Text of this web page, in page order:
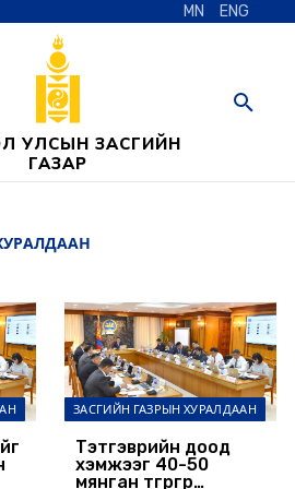
MN ENG
УЛСЫН ЗАСГИЙН
ГАЗАР
ЗАСГИЙН ГАЗРЫН ХУРАЛДААН
Тэтгэврийн доод
хэмжээг 40-50
мянган төгрөгөөр